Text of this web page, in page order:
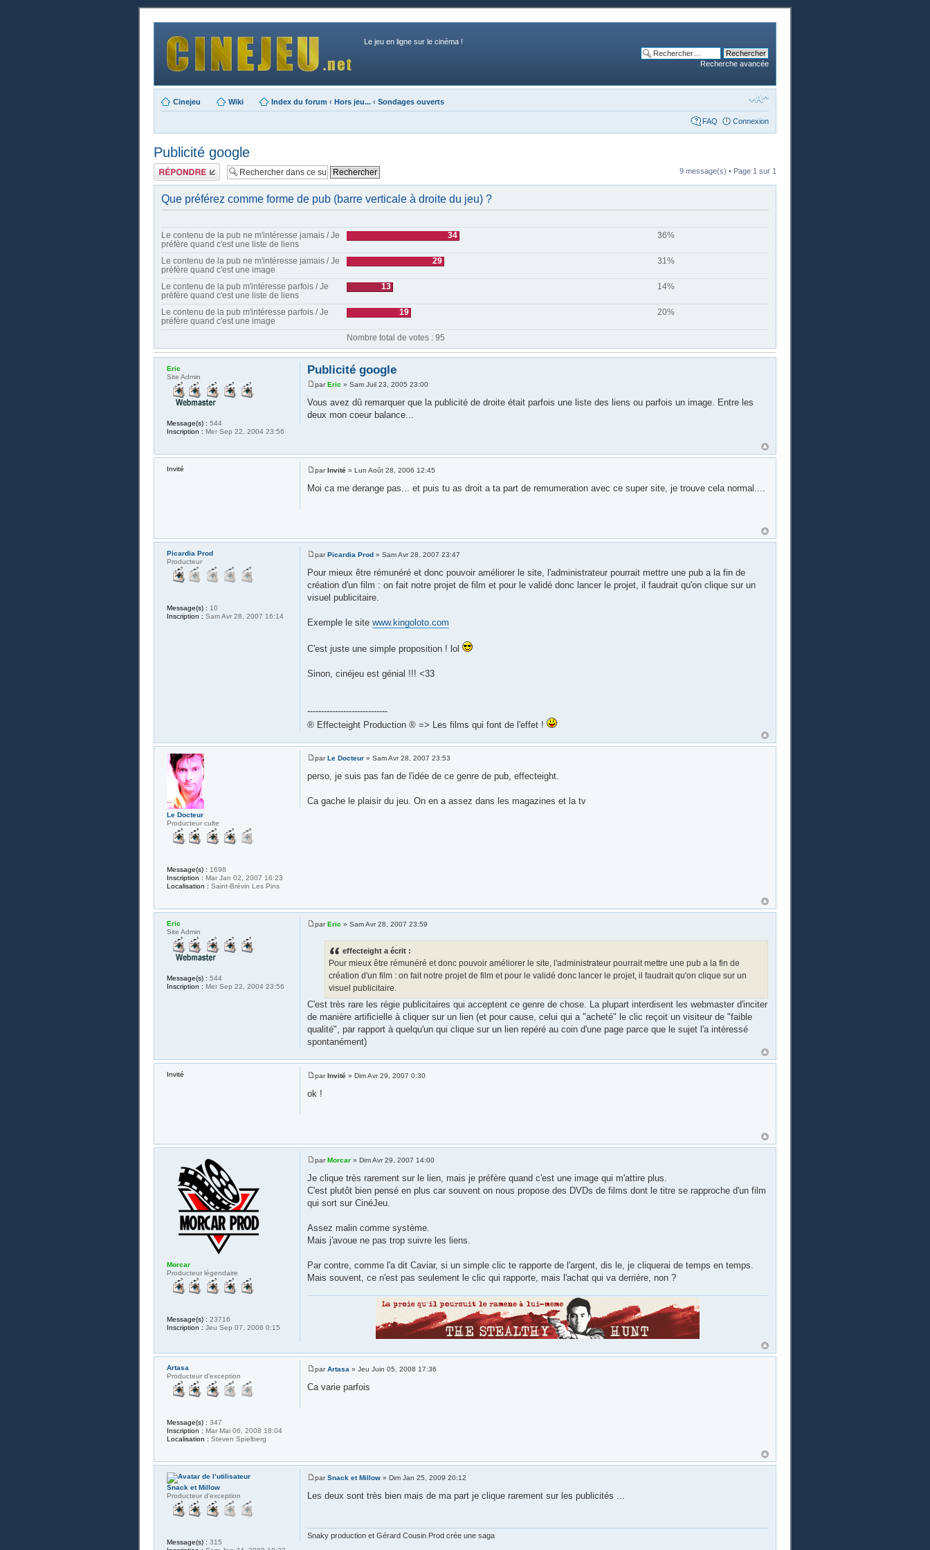
Le jeu en ligne sur le cinéma !
Recherche avancée
Cinejeu Wiki Index du forum ‹ Hors jeu... ‹ Sondages ouverts
FAQ Connexion
Publicité google
Publier une
réponse
9 message(s) • Page 1 sur 1
Que préférez comme forme de pub (barre verticale à droite du jeu) ?
Le contenu de la pub ne m'intéresse jamais / Je
préfère quand c'est une liste de liens
34 36%
Le contenu de la pub ne m'intéresse jamais / Je
préfère quand c'est une image
29 31%
Le contenu de la pub m'intéresse parfois / Je
préfère quand c'est une liste de liens
13 14%
Le contenu de la pub m'intéresse parfois / Je
préfère quand c'est une image
19 20%
Nombre total de votes : 95
Publicité google
parEric » Sam Juil 23, 2005 23:00
Vous avez dû remarquer que la publicité de droite était parfois une liste des liens ou parfois un image. Entre les
deux mon coeur balance...
Eric
Site Admin
Message(s) : 544
Inscription : Mer Sep 22, 2004 23:56
parInvité» Lun Août 28, 2006 12:45
Moi ca me derange pas... et puis tu as droit a ta part de remumeration avec ce super site, je trouve cela normal....
Invité
parPicardia Prod» Sam Avr 28, 2007 23:47
Pour mieux être rémunéré et donc pouvoir améliorer le site, l'administrateur pourrait mettre une pub a la fin de
création d'un film : on fait notre projet de film et pour le validé donc lancer le projet, il faudrait qu'on clique sur un
visuel publicitaire.
Exemple le site www.kingoloto.com
C'est juste une simple proposition ! lol
Sinon, cinéjeu est génial !!! <33
-----------------------------
® Effecteight Production ® => Les films qui font de l'effet !
Picardia Prod
Producteur
Message(s) : 10
Inscription : Sam Avr 28, 2007 16:14
parLe Docteur» Sam Avr 28, 2007 23:53
perso, je suis pas fan de l'idée de ce genre de pub, effecteight.
Ca gache le plaisir du jeu. On en a assez dans les magazines et la tv
Le Docteur
Producteur culte
Message(s) : 1698
Inscription : Mar Jan 02, 2007 16:23
Localisation : Saint-Brévin Les Pins
parEric » Sam Avr 28, 2007 23:59
effecteight a écrit :
Pour mieux être rémunéré et donc pouvoir améliorer le site, l'administrateur pourrait mettre une pub a la fin de
création d'un film : on fait notre projet de film et pour le validé donc lancer le projet, il faudrait qu'on clique sur un
visuel publicitaire.
C'est très rare les régie publicitaires qui acceptent ce genre de chose. La plupart interdisent les webmaster d'inciter
de manière artificielle à cliquer sur un lien (et pour cause, celui qui a "acheté" le clic reçoit un visiteur de "faible
qualité", par rapport à quelqu'un qui clique sur un lien repéré au coin d'une page parce que le sujet l'a intéressé
spontanément)
Eric
Site Admin
Message(s) : 544
Inscription : Mer Sep 22, 2004 23:56
parInvité» Dim Avr 29, 2007 0:30
ok !
Invité
parMorcar» Dim Avr 29, 2007 14:00
Je clique très rarement sur le lien, mais je préfère quand c'est une image qui m'attire plus.
C'est plutôt bien pensé en plus car souvent on nous propose des DVDs de films dont le titre se rapproche d'un film
qui sort sur CinéJeu.
Assez malin comme système.
Mais j'avoue ne pas trop suivre les liens.
Par contre, comme l'a dit Caviar, si un simple clic te rapporte de l'argent, dis le, je cliquerai de temps en temps.
Mais souvent, ce n'est pas seulement le clic qui rapporte, mais l'achat qui va derrière, non ?
Morcar
Producteur légendaire
Message(s) : 23716
Inscription : Jeu Sep 07, 2006 0:15
parArtasa » Jeu Juin 05, 2008 17:36
Ca varie parfois
Artasa
Producteur d'exception
Message(s) : 347
Inscription : Mar Mai 06, 2008 18:04
Localisation : Steven Spielberg
parSnack et Millow» Dim Jan 25, 2009 20:12
Les deux sont très bien mais de ma part je clique rarement sur les publicités ...
Snaky production et Gérard Cousin Prod crée une saga
Snack et Millow
Producteur d'exception
Message(s) : 315